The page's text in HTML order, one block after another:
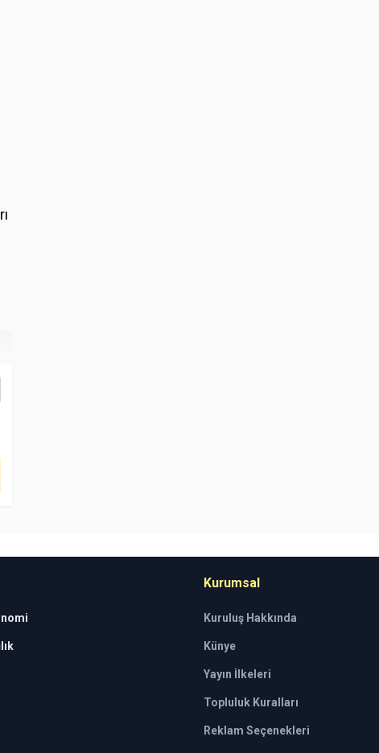
Kurumsal
Kuruluş Hakkında
Künye
Yayın İlkeleri
Topluluk Kuralları
Reklam Seçenekleri